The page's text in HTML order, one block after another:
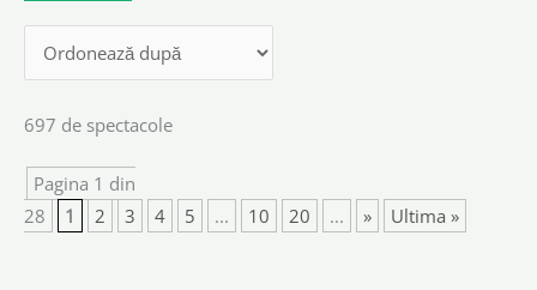
697 de spectacole
Pagina 1 din
28
1 2 3 4 5 ... 10 20 ... » Ultima »